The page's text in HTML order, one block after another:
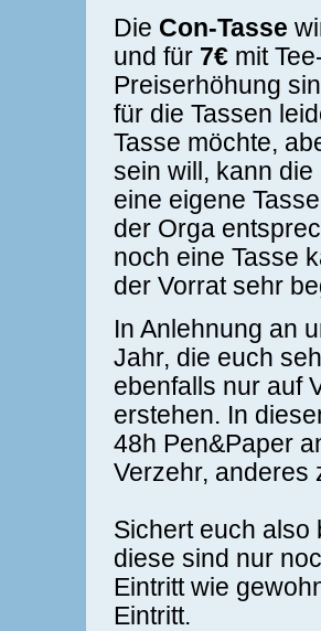
Die Con-Tasse
und für 7€ mit
Preiserhöhung
für die Tassen
Tasse möchte,
sein will, kann
eine eigene
der Orga
noch eine Tasse
der Vorrat sehr
In Anlehnung an
Jahr, die euch
ebenfalls nur auf
erstehen. In
48h Pen&Paper
Verzehr, anderes
Sichert euch
diese sind nur
Eintritt wie
Eintritt.